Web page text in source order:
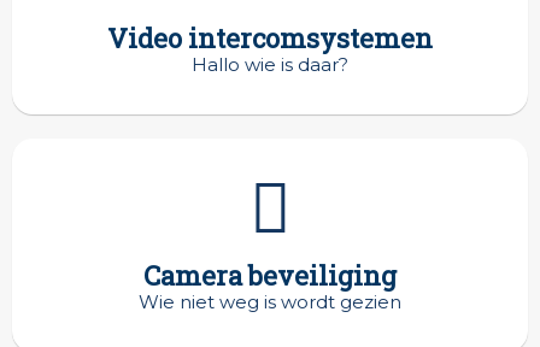
Video intercomsystemen
Hallo wie is daar?
Camera beveiliging
Wie niet weg is wordt gezien